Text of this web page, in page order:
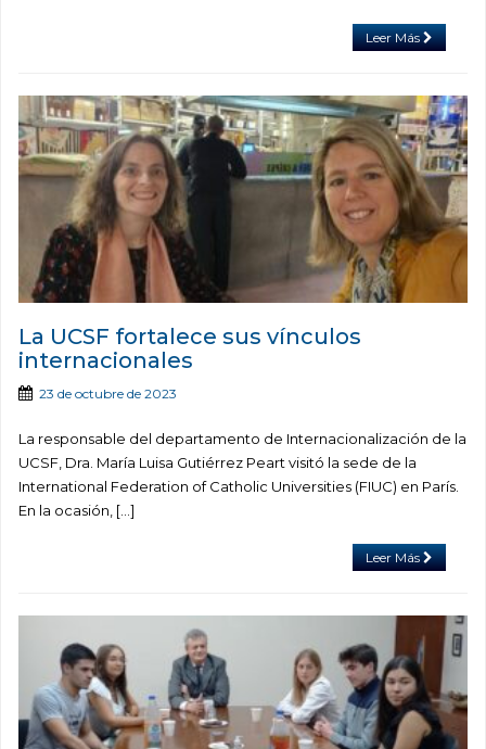
Leer Más
La UCSF fortalece sus vínculos
internacionales
23 de octubre de 2023
La responsable del departamento de Internacionalización de la
UCSF, Dra. María Luisa Gutiérrez Peart visitó la sede de la
International Federation of Catholic Universities (FIUC) en París.
En la ocasión, […]
Leer Más